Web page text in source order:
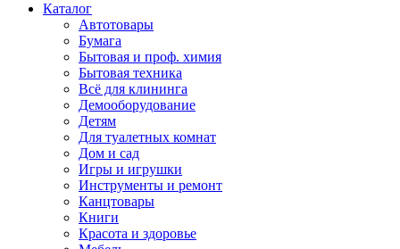
Каталог
Автотовары
Бумага
Бытовая и проф. химия
Бытовая техника
Всё для клининга
Демооборудование
Детям
Для туалетных комнат
Дом и сад
Игры и игрушки
Инструменты и ремонт
Канцтовары
Книги
Красота и здоровье